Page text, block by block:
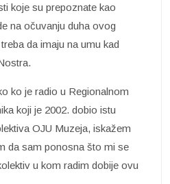
koje su prepoznate kao
na očuvanju duha ovog
da imaju na umu kad
ko je radio u Regionalnom
koji je 2002. dobio istu
OJU Muzeja, iskažem
da sam ponosna što mi se
u kom radim dobije ovu